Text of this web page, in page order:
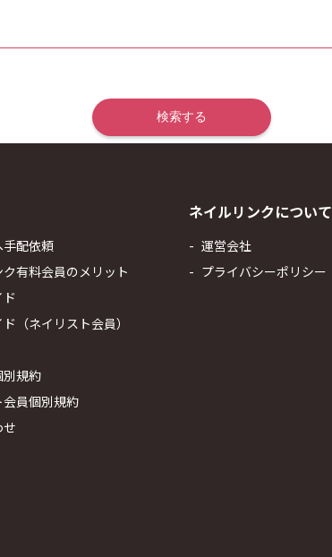
手配依頼
有料会員のメリット
（ネイリスト会員）
別規約
員個別規約
せ
ネイルリンクについて
運営会社
プライバシーポリシー